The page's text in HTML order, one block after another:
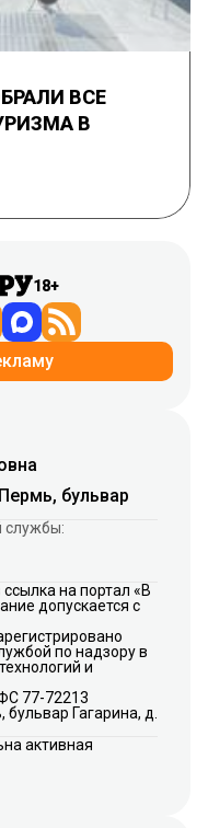
ВСЕ
В
18+
бульвар
службы:
на портал «В
допускается с
по надзору в
и
77-72213
Гагарина, д.
активная